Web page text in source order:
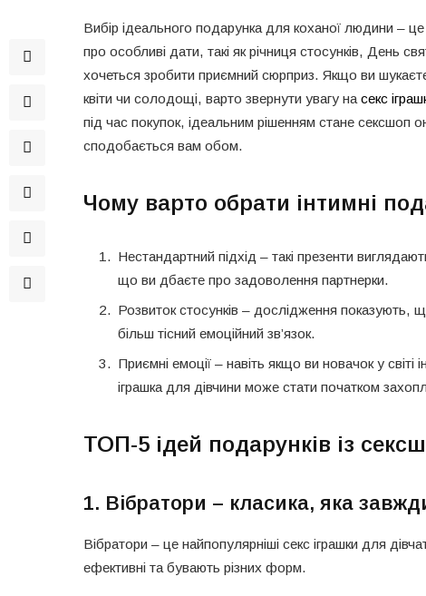
Вибір ідеального подарунка для коханої людини –
про особливі дати, такі як річниця стосунків, День
хочеться зробити приємний сюрприз. Якщо ви
квіти чи солодощі, варто звернути увагу на секс
під час покупок, ідеальним рішенням стане
сподобається вам обом.
Чому варто обрати інтимні
Нестандартний підхід – такі презенти
що ви дбаєте про задоволення партнерки.
Розвиток стосунків – дослідження показують,
більш тісний емоційний зв’язок.
Приємні емоції – навіть якщо ви новачок у світі
іграшка для дівчини може стати початком
ТОП-5 ідей подарунків із
1. Вібратори – класика, яка
Вібратори – це найпопулярніші секс іграшки для
ефективні та бувають різних форм.